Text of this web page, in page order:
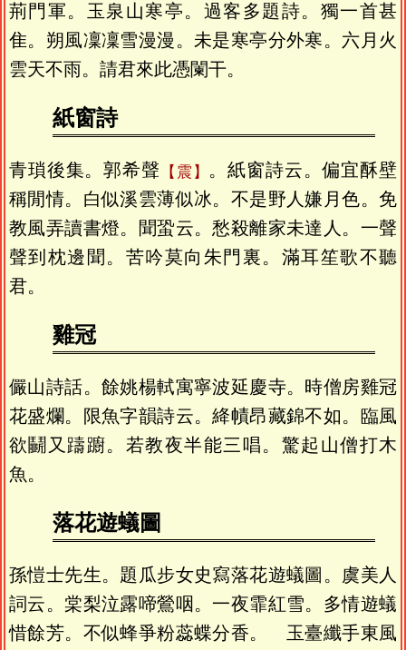
荊門軍。玉泉山寒亭。過客多題詩。獨一首甚
隹。朔風凜凜雪漫漫。未是寒亭分外寒。六月火
雲天不雨。請君來此憑闌干。
紙窗詩
青瑣後集。郭希聲 震
。紙窗詩云。偏宜酥壁
稱閒情。白似溪雲薄似冰。不是野人嫌月色。免
教風弄讀書燈。聞蛩云。愁殺離家未達人。一聲
聲到枕邊聞。苦吟莫向朱門裏。滿耳笙歌不聽
君。
雞冠
儼山詩話。餘姚楊軾寓寧波延慶寺。時僧房雞冠
花盛爛。限魚字韻詩云。絳幘昂藏錦不如。臨風
欲鬭又躊躕。若教夜半能三唱。驚起山僧打木
魚。
落花遊蟻圖
孫愷士先生。題瓜步女史寫落花遊蟻圖。虞美人
詞云。棠梨泣露啼鶯咽。一夜霏紅雪。多情遊蟻
惜餘芳。不似蜂爭粉蕊蝶分香。 玉臺纖手東風